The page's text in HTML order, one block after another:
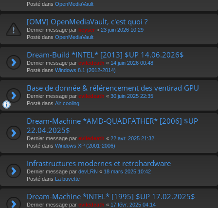
Posté dans OpenMediaVault
[OMV] OpenMediaVault, c'est quoi ?
Dernier message par keyser « 23 juin 2026 10:29
Posté dans OpenMediaVault
Dream-Build *INTEL* [2013] $UP 14.06.2026$
Dernier message par eviledeath « 14 juin 2026 00:48
Posté dans Windows 8.1 (2012-2014)
Base de donnée & référencement des ventirad GPU
Dernier message par eviledeath « 30 juin 2025 22:35
Posté dans Air cooling
Dream-Machine *AMD-QUADFATHER* [2006] $UP
22.04.2025$
Dernier message par eviledeath « 22 avr. 2025 21:32
Posté dans Windows XP (2001-2006)
Infrastructures modernes et retrohardware
Dernier message par devLRN « 18 mars 2025 10:42
Posté dans La buvette
Dream-Machine *INTEL* [1995] $UP 17.02.2025$
Dernier message par eviledeath « 17 févr. 2025 04:14